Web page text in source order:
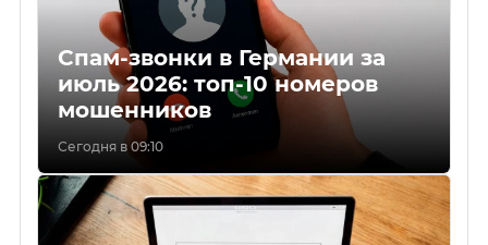
Спам-звонки в Германии за
июль 2026: топ-10 номеров
мошенников
Сегодня в 09:10